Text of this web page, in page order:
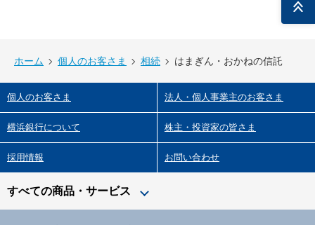
トップ
ホーム 個人のお客さま 相続 はまぎん・おかねの信託
個人のお客さま 法人・個人事業主のお客さま
横浜銀行について 株主・投資家の皆さま
採用情報 お問い合わせ
すべての商品・サービス